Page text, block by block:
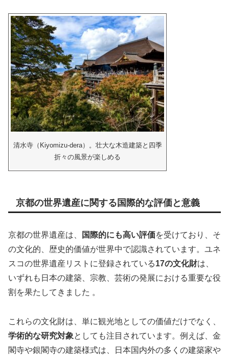
清水寺（Kiyomizu-dera）。壮大な木造建築と四季
折々の風景が楽しめる
京都の世界遺産に関する国際的な評価と意義
京都の世界遺産は、 国際的にも高い評価を受けており、そ
の文化的、歴史的価値が世界中で認識されています。ユネ
スコの世界遺産リストに登録されている17の文化財は、
いずれも日本の建築、宗教、芸術の発展における重要な役
割を果たしてきました​ 。
これらの文化財は、単に観光地としての価値だけでなく、
学術的な研究対象としても注目されています。例えば、金
閣寺や銀閣寺の建築様式は、日本国内外の多くの建築家や